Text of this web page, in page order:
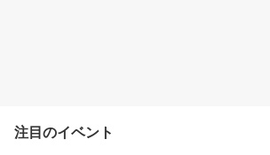
注目のイベント